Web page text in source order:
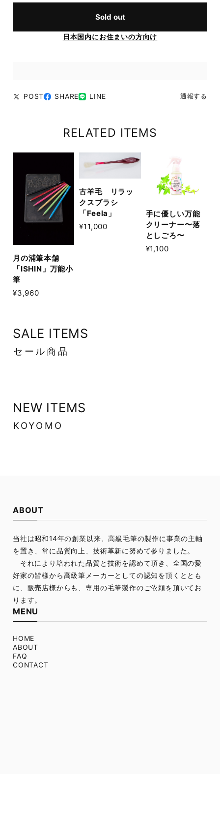
Sold out
日本国内にお住まいの方向け
POST SHARE LINE 通報する
RELATED ITEMS
月の浦筆本舗
「ISHIN」万能小
筆
¥3,960
古羊毛 リラッ
クスブラシ
「Feela」
¥11,000
手に優しい万能
クリーナー〜落
としごろ〜
¥1,100
SALE ITEMS
セール商品
NEW ITEMS
KOYOMO
ABOUT
当社は昭和14年の創業以来、高級毛筆の製作に事業の主軸
を置き、常に品質向上、技術革新に努めて参りました。
それにより培われた品質と技術を認めて頂き、全国の愛
好家の皆様から高級筆メーカーとしての認知を頂くととも
に、販売店様からも、専用の毛筆製作のご依頼を頂いてお
ります。
MENU
HOME
ABOUT
FAQ
CONTACT